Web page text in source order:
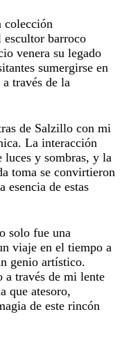
colección
escultor barroco
venera su legado
sumergirse en
través de la
de Salzillo con mi
La interacción
luces y sombras, y la
toma se convirtieron
esencia de estas
solo fue una
viaje en el tiempo a
genio artístico.
a través de mi lente
que atesoro,
de este rincón